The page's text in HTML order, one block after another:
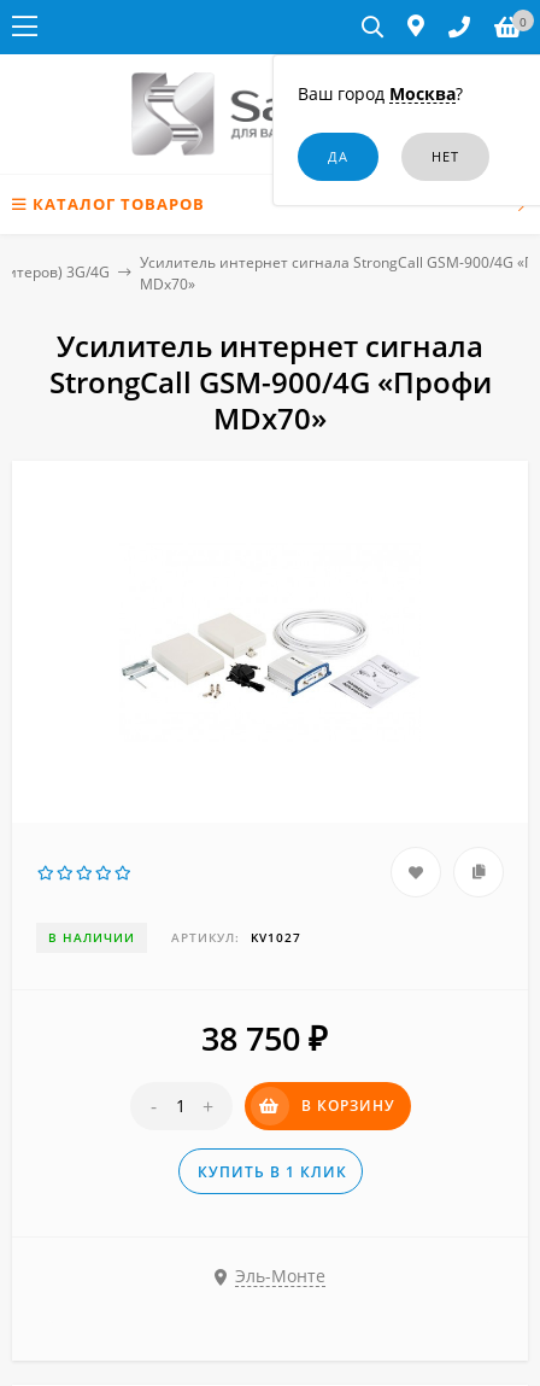
Ваш город Москва?
0
КАТАЛОГ ТОВАРОВ
3G/4G
Усилитель интернет сигнала StrongCall GSM-900/4G
MDх70»
Усилитель интернет сигнала
StrongCall GSM-900/4G «Профи
MDх70»
В НАЛИЧИИ АРТИКУЛ: KV1027
38 750 ₽
- + В КОРЗИНУ
КУПИТЬ В 1 КЛИК
Эль-Монте